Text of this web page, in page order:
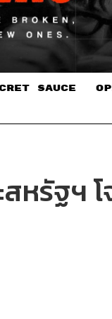
SAUCE​
หรัฐฯ